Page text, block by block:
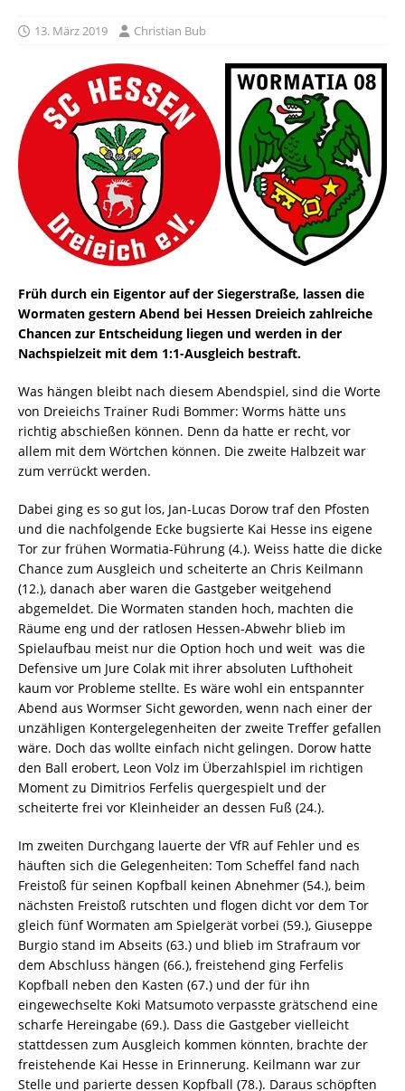
13. März 2019 Christian Bub
Früh durch ein Eigentor auf der Siegerstraße, lassen die
Wormaten gestern Abend bei Hessen Dreieich zahlreiche
Chancen zur Entscheidung liegen und werden in der
Nachspielzeit mit dem 1:1-Ausgleich bestraft.
Was hängen bleibt nach diesem Abendspiel, sind die Worte
von Dreieichs Trainer Rudi Bommer: Worms hätte uns
richtig abschießen können. Denn da hatte er recht, vor
allem mit dem Wörtchen können. Die zweite Halbzeit war
zum verrückt werden.
Dabei ging es so gut los, Jan-Lucas Dorow traf den Pfosten
und die nachfolgende Ecke bugsierte Kai Hesse ins eigene
Tor zur frühen Wormatia-Führung (4.). Weiss hatte die dicke
Chance zum Ausgleich und scheiterte an Chris Keilmann
(12.), danach aber waren die Gastgeber weitgehend
abgemeldet. Die Wormaten standen hoch, machten die
Räume eng und der ratlosen Hessen-Abwehr blieb im
Spielaufbau meist nur die Option hoch und weit  was die
Defensive um Jure Colak mit ihrer absoluten Lufthoheit
kaum vor Probleme stellte. Es wäre wohl ein entspannter
Abend aus Wormser Sicht geworden, wenn nach einer der
unzähligen Kontergelegenheiten der zweite Treffer gefallen
wäre. Doch das wollte einfach nicht gelingen. Dorow hatte
den Ball erobert, Leon Volz im Überzahlspiel im richtigen
Moment zu Dimitrios Ferfelis quergespielt und der
scheiterte frei vor Kleinheider an dessen Fuß (24.).
Im zweiten Durchgang lauerte der VfR auf Fehler und es
häuften sich die Gelegenheiten: Tom Scheffel fand nach
Freistoß für seinen Kopfball keinen Abnehmer (54.), beim
nächsten Freistoß rutschten und flogen dicht vor dem Tor
gleich fünf Wormaten am Spielgerät vorbei (59.), Giuseppe
Burgio stand im Abseits (63.) und blieb im Strafraum vor
dem Abschluss hängen (66.), freistehend ging Ferfelis
Kopfball neben den Kasten (67.) und der für ihn
eingewechselte Koki Matsumoto verpasste grätschend eine
scharfe Hereingabe (69.). Dass die Gastgeber vielleicht
stattdessen zum Ausgleich kommen könnten, brachte der
freistehende Kai Hesse in Erinnerung. Keilmann war zur
Stelle und parierte dessen Kopfball (78.). Daraus schöpften